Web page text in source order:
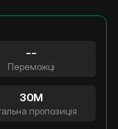
--
Переможці
30M
пропозиція